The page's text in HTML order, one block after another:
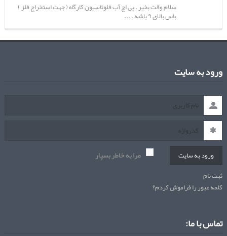
سلام وقت بخیر . پی اچ آب فلوتاسیون کارگاه ( جهت استخراج فلز )
باس بالای ۹ باشه . ...
ورود به سایت
ورود به سایت مرا به خاطر بسپار
ثبت نام
کلمه عبور را فراموش کردم؟
تماس با ما: